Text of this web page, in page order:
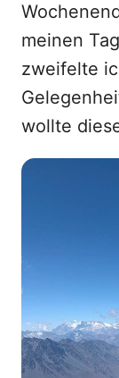
meinen
zweifelte
wollte